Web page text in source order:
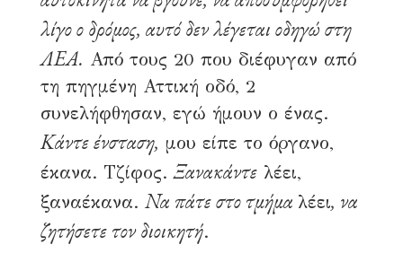
I’m still fine.
Ρώσικη σάλατα
26 Ιουλίου, 2025
λίγο ο δρόμος, αυτό δεν λέγεται οδηγώ στη
ΛΕΑ. Από τους 20 που διέφυγαν από
τη πηγμένη Αττική οδό, 2
συνελήφθησαν, εγώ ήμουν ο ένας.
Κάντε ένσταση, μου είπε το όργανο,
έκανα. Τζίφος.Ξανακάντελέει,
ξαναέκανα. Να πάτε στο τμήμα λέει, να
ζητήσετε τον διοικητή.